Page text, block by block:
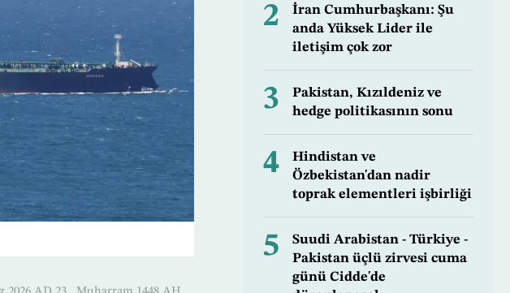
2
İran Cumhurbaşkanı: Şu
anda Yüksek Lider ile
iletişim çok zor
3
Pakistan, Kızıldeniz ve
hedge politikasının sonu
4
Hindistan ve
Özbekistan'dan nadir
toprak elementleri işbirliği
5
Suudi Arabistan - Türkiye -
Pakistan üçlü zirvesi cuma
günü Cidde'de